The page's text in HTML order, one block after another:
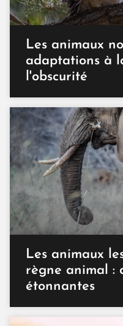
Les animaux
adaptations à
l'obscurité
Les animaux
règne animal :
étonnantes